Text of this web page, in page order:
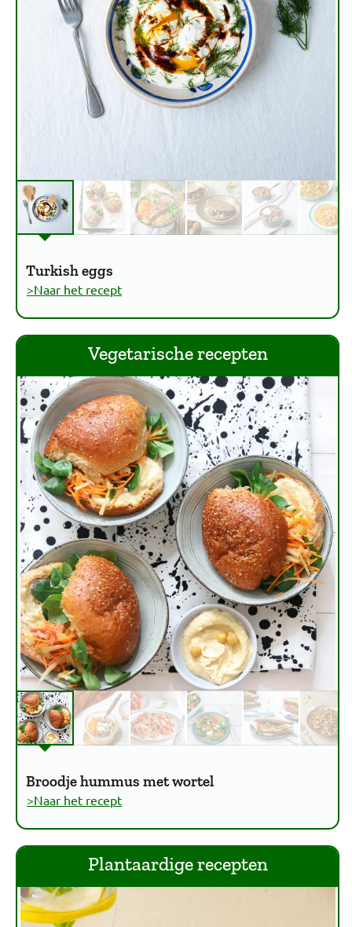
Turkish eggs
>Naar het recept
Vegetarische recepten
Broodje hummus met wortel
>Naar het recept
Plantaardige recepten